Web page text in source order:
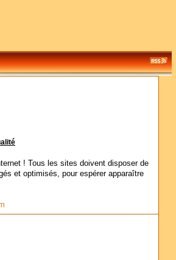
! Tous les sites doivent disposer de
et optimisés, pour espérer apparaître